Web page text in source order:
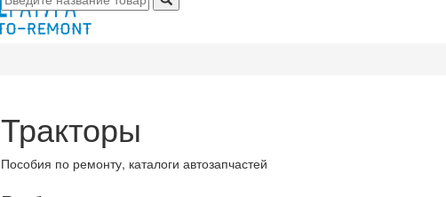
Тракторы
Пособия по ремонту, каталоги автозапчастей